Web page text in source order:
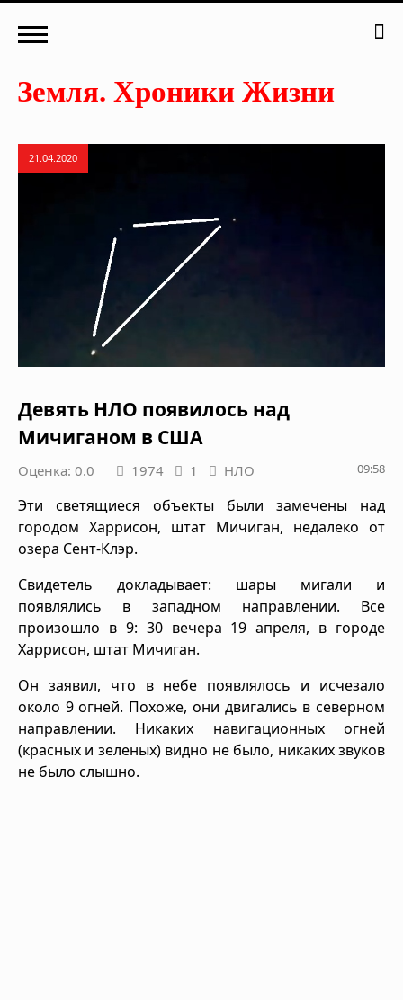
21.04.2020
Девять НЛО появилось над
Мичиганом в США
Оценка: 0.0 1974 1 НЛО 09:58
Эти светящиеся объекты были замечены над
городом Харрисон, штат Мичиган, недалеко от
озера Сент-Клэр.
Свидетель докладывает: шары мигали и
появлялись в западном направлении. Все
произошло в 9: 30 вечера 19 апреля, в городе
Харрисон, штат Мичиган.
Он заявил, что в небе появлялось и исчезало
около 9 огней. Похоже, они двигались в северном
направлении. Никаких навигационных огней
(красных и зеленых) видно не было, никаких звуков
не было слышно.